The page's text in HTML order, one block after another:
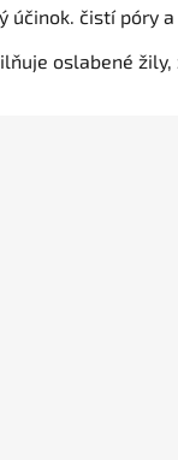
účinok. čistí póry
oslabené žily,